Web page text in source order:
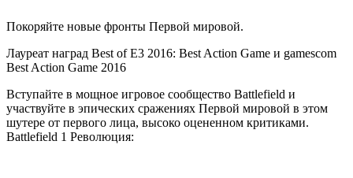
Покоряйте новые фронты Первой мировой.
Лауреат наград Best of E3 2016: Best Action Game и gamescom
Best Action Game 2016
Вступайте в мощное игровое сообщество Battlefield и
участвуйте в эпических сражениях Первой мировой в этом
шутере от первого лица, высоко оцененном критиками.
Battlefield 1 Революция: